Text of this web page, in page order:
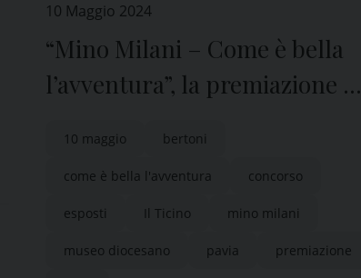
10 Maggio 2024
“Mino Milani – Come è bella
l’avventura”, la premiazione al
10 maggio bertoni
come è bella l'avventura concorso
esposti Il Ticino mino milani
museo diocesano pavia premiazione